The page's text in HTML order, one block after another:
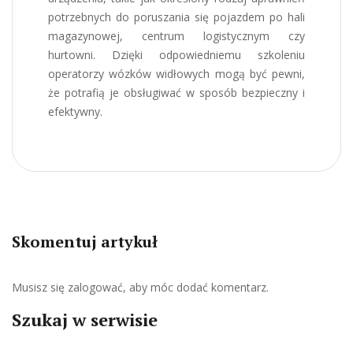
potrzebnych do poruszania się pojazdem po hali
magazynowej, centrum logistycznym czy
hurtowni. Dzięki odpowiedniemu szkoleniu
operatorzy wózków widłowych mogą być pewni,
że potrafią je obsługiwać w sposób bezpieczny i
efektywny.
Skomentuj artykuł
Musisz się zalogować, aby móc dodać komentarz.
Szukaj w serwisie